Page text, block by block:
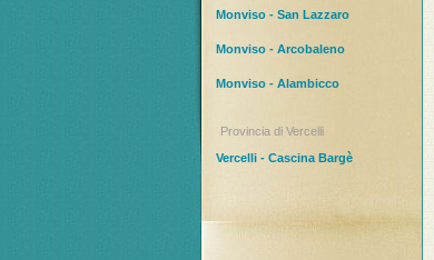
Monviso - San Lazzaro
Monviso - Arcobaleno
Monviso - Alambicco
Provincia di Vercelli
Vercelli - Cascina Bargè